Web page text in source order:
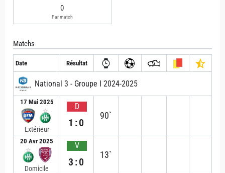
0
Par match
Matchs
Date Résultat
National 3 - Groupe I 2024-2025
17 Mai 2025
Extérieur
D
1:0
90`
20 Avr 2025
Domicile
V
3:0
13`